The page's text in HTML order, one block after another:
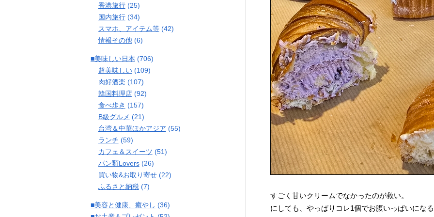
すごく甘いクリームでなかったのが救い。
にしても、やっぱりコレ1個でお腹いっぱいにな
香港旅行(25)
国内旅行(34)
スマホ、アイテム等(42)
情報その他(6)
■美味しい日本 (706)
超美味しい(109)
肉好酒楽 (107)
韓国料理店(92)
食べ歩き (157)
B級グルメ (21)
台湾＆中華ほかアジア (55)
ランチ (59)
カフェ＆スイーツ (51)
パン類Lovers(26)
買い物&お取り寄せ(22)
ふるさと納税(7)
■美容と健康、癒やし (36)